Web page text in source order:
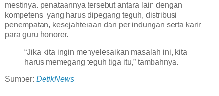
mestinya. penataannya tersebut antara lain dengan
kompetensi yang harus dipegang teguh, distribusi
penempatan, kesejahteraan dan perlindungan serta karir
para guru honorer.
“Jika kita ingin menyelesaikan masalah ini, kita
harus memegang teguh tiga itu,” tambahnya.
Sumber: DetikNews